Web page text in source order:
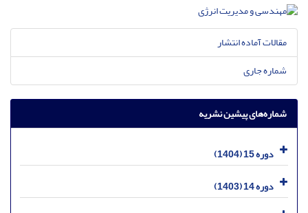
مقالات آماده انتشار
شماره جاری
شماره‌های پیشین نشریه
دوره 15 (1404)
دوره 14 (1403)